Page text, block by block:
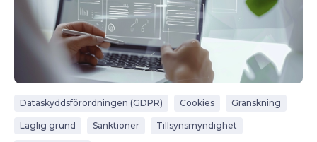
Dataskyddsförordningen (GDPR) Cookies Granskning
Laglig grund Sanktioner Tillsynsmyndighet